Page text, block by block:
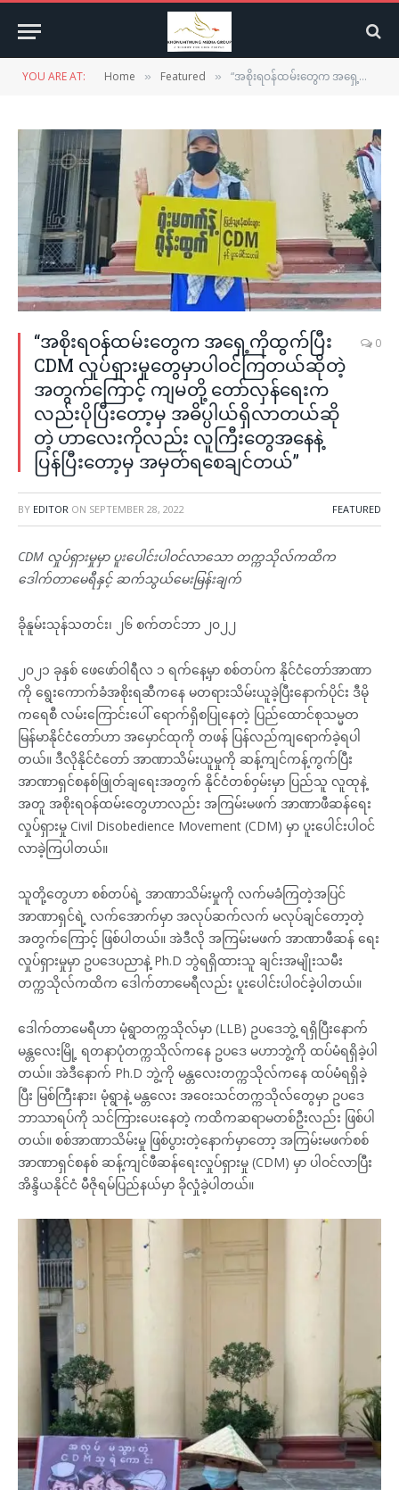
YOU ARE AT: Home » Featured » “အစိုးရဝန်ထမ်းတွေက အရှေ့ကိုထွက်ပြီး CDM လှုပ်ရှားမှုတွေမှာပါဝင်ကြတယ်ဆိုတဲ့ အတွက်ကြောင့် ကျမတို့ တော်လှန်ရေးကလည်းပိုပြီးတော့မှ အဓိပ္ပါယ်ရှိလာတယ်ဆိုတဲ့ ဟာလေးကိုလည်း လူကြီးတွေအနေနဲ့ ပြန်ပြီးတော့မှ အမှတ်ရစေချင်တယ်”
“အစိုးရဝန်ထမ်းတွေက အရှေ့ကိုထွက်ပြီး
CDM လှုပ်ရှားမှုတွေမှာပါဝင်ကြတယ်ဆိုတဲ့
အတွက်ကြောင့် ကျမတို့ တော်လှန်ရေးက
လည်းပိုပြီးတော့မှ အဓိပ္ပါယ်ရှိလာတယ်ဆို
တဲ့ ဟာလေးကိုလည်း လူကြီးတွေအနေနဲ့
ပြန်ပြီးတော့မှ အမှတ်ရစေချင်တယ်”
0
BY EDITOR ON SEPTEMBER 28, 2022 FEATURED
CDM လှုပ်ရှားမှုမှာ ပူးပေါင်းပါဝင်လာသော တက္ကသိုလ်ကထိက
ဒေါက်တာမေရီနှင့် ဆက်သွယ်မေးမြန်းချက်
ခိုနူမ်းသုန်သတင်း၊ ၂၆ စက်တင်ဘာ ၂၀၂၂
၂၀၂၁ ခုနှစ် ဖေဖော်ဝါရီလ ၁ ရက်နေ့မှာ စစ်တပ်က နိုင်ငံတော်အာဏာ
ကို ရွေးကောက်ခံအစိုးရဆီကနေ မတရားသိမ်းယူခဲ့ပြီးနောက်ပိုင်း ဒီမို
ကရေစီ လမ်းကြောင်းပေါ် ရောက်ရှိစပြုနေတဲ့ ပြည်ထောင်စုသမ္မတ
မြန်မာနိုင်ငံတော်ဟာ အမှောင်ထုကို တဖန် ပြန်လည်ကျရောက်ခဲ့ရပါ
တယ်။ ဒီလိုနိုင်ငံတော် အာဏာသိမ်းယူမှုကို ဆန့်ကျင်ကန့်ကွက်ပြီး
အာဏာရှင်စနစ်ဖြုတ်ချရေးအတွက် နိုင်ငံတစ်ဝှမ်းမှာ ပြည်သူ လူထုနဲ့
အတူ အစိုးရဝန်ထမ်းတွေဟာလည်း အကြမ်းမဖက် အာဏာဖီဆန်ရေး
လှုပ်ရှားမှု Civil Disobedience Movement (CDM) မှာ ပူးပေါင်းပါဝင်
လာခဲ့ကြပါတယ်။
သူတို့တွေဟာ စစ်တပ်ရဲ့ အာဏာသိမ်းမှုကို လက်မခံကြတဲ့အပြင်
အာဏာရှင်ရဲ့ လက်အောက်မှာ အလုပ်ဆက်လက် မလုပ်ချင်တော့တဲ့
အတွက်ကြောင့် ဖြစ်ပါတယ်။ အဲဒီလို အကြမ်းမဖက် အာဏာဖီဆန် ရေး
လှုပ်ရှားမှုမှာ ဥပဒေပညာနဲ့ Ph.D ဘွဲရရှိထားသူ ချင်းအမျိုးသမီး
တက္ကသိုလ်ကထိက ဒေါက်တာမေရီလည်း ပူးပေါင်းပါဝင်ခဲ့ပါတယ်။
ဒေါက်တာမေရီဟာ မုံရွာတက္ကသိုလ်မှာ (LLB) ဥပဒေဘွဲ့ ရရှိပြီးနောက်
မန္တလေးမြို့ ရတနာပုံတက္ကသိုလ်ကနေ ဥပဒေ မဟာဘွဲ့ကို ထပ်မံရရှိခဲ့ပါ
တယ်။ အဲဒီနောက် Ph.D ဘွဲ့ကို မန္တလေးတက္ကသိုလ်ကနေ ထပ်မံရရှိခဲ့
ပြီး မြစ်ကြီးနား၊ မုံရွာနဲ့ မန္တလေး အဝေးသင်တက္ကသိုလ်တွေမှာ ဥပဒေ
ဘာသာရပ်ကို သင်ကြားပေးနေတဲ့ ကထိကဆရာမတစ်ဦးလည်း ဖြစ်ပါ
တယ်။ စစ်အာဏာသိမ်းမှု ဖြစ်ပွားတဲ့နောက်မှာတော့ အကြမ်းမဖက်စစ်
အာဏာရှင်စနစ် ဆန့်ကျင်ဖီဆန်ရေးလှုပ်ရှားမှု (CDM) မှာ ပါဝင်လာပြီး
အိန္ဒိယနိုင်ငံ မီဇိုရမ်ပြည်နယ်မှာ ခိုလှုံခဲ့ပါတယ်။